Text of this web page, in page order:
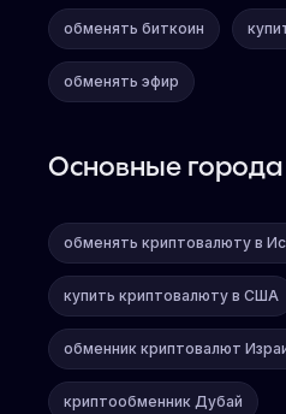
обменять биткоин
обменять эфир
Основные города
обменять криптовалюту в
купить криптовалюту в США
обменник криптовалют
криптообменник Дубай